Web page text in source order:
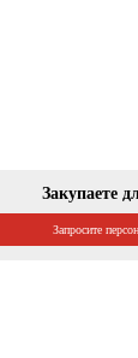
Закупаете
Запросите